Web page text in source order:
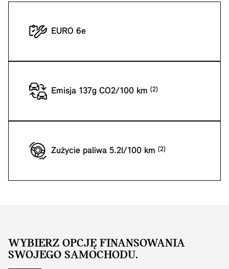
EURO 6e
Emisja 137g CO2/100 km
Zużycie paliwa 5.2l/100 km
WYBIERZ OPCJĘ FINANSOWANIA
SWOJEGO SAMOCHODU.